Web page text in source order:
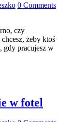
0 Comments
czy
żeby ktoś
gdy pracujesz w
w fotel